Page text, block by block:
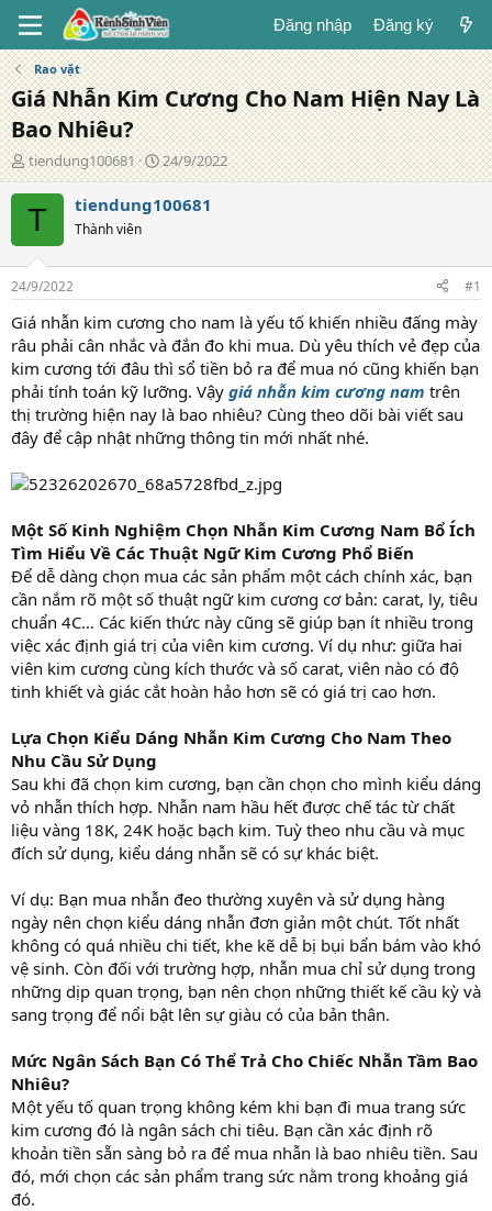
Đăng nhập Đăng ký
Rao vặt
Giá Nhẫn Kim Cương Cho Nam Hiện Nay Là
Bao Nhiêu?
T
á
c
g
ả
tiendung100681
N
g
à
g
24/9/2022
T tiendung100681
Thành viên
24/9/2022 #1
Giá nhẫn kim cương cho nam là yếu tố khiến nhiều đấng mày
râu phải cân nhắc và đắn đo khi mua. Dù yêu thích vẻ đẹp của
kim cương tới đâu thì sổ tiền bỏ ra để mua nó cũng khiến bạn
phải tính toán kỹ lưỡng. Vậy giá nhẫn kim cương nam trên
thị trường hiện nay là bao nhiêu? Cùng theo dõi bài viết sau
đây để cập nhật những thông tin mới nhất nhé.
Một Số Kinh Nghiệm Chọn Nhẫn Kim Cương Nam Bổ Ích
Tìm Hiểu Về Các Thuật Ngữ Kim Cương Phổ Biến
Để dễ dàng chọn mua các sản phẩm một cách chính xác, bạn
cần nắm rõ một số thuật ngữ kim cương cơ bản: carat, ly, tiêu
chuẩn 4C… Các kiến thức này cũng sẽ giúp bạn ít nhiều trong
việc xác định giá trị của viên kim cương. Ví dụ như: giữa hai
viên kim cương cùng kích thước và số carat, viên nào có độ
tinh khiết và giác cắt hoàn hảo hơn sẽ có giá trị cao hơn.
Lựa Chọn Kiểu Dáng Nhẫn Kim Cương Cho Nam Theo
Nhu Cầu Sử Dụng
Sau khi đã chọn kim cương, bạn cần chọn cho mình kiểu dáng
vỏ nhẫn thích hợp. Nhẫn nam hầu hết được chế tác từ chất
liệu vàng 18K, 24K hoặc bạch kim. Tuỳ theo nhu cầu và mục
đích sử dụng, kiểu dáng nhẫn sẽ có sự khác biệt.
Ví dụ: Bạn mua nhẫn đeo thường xuyên và sử dụng hàng
ngày nên chọn kiểu dáng nhẫn đơn giản một chút. Tốt nhất
không có quá nhiều chi tiết, khe kẽ dễ bị bụi bẩn bám vào khó
vệ sinh. Còn đối với trường hợp, nhẫn mua chỉ sử dụng trong
những dịp quan trọng, bạn nên chọn những thiết kế cầu kỳ và
sang trọng để nổi bật lên sự giàu có của bản thân.
Mức Ngân Sách Bạn Có Thể Trả Cho Chiếc Nhẫn Tầm Bao
Nhiêu?
Một yếu tố quan trọng không kém khi bạn đi mua trang sức
kim cương đó là ngân sách chi tiêu. Bạn cần xác định rõ
khoản tiền sẵn sàng bỏ ra để mua nhẫn là bao nhiêu tiền. Sau
đó, mới chọn các sản phẩm trang sức nằm trong khoảng giá
đó.